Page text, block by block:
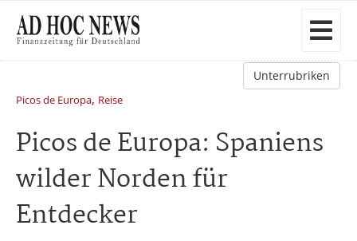
Unterrubriken
Picos de Europa, Reise
Picos de Europa: Spaniens
wilder Norden für
Entdecker